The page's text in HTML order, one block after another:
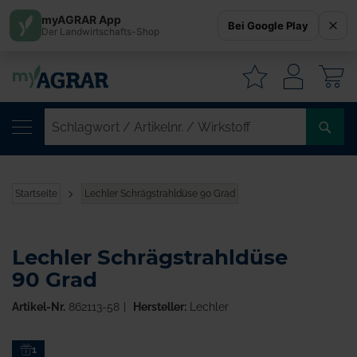
Startseite Lechler Schrägstrahldüse 90 Grad
Zum1
Lechler Schrägstrahldüse
90 Grad
Artikel-Nr. 862113-58 Hersteller:Lechler
myAGRAR App
Der Landwirtschafts-Shop Bei Google Play